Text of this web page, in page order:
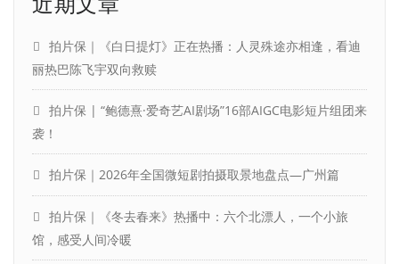
拍片保｜《白日提灯》正在热播：人灵殊途亦相逢，看迪
丽热巴陈飞宇双向救赎
拍片保 | “鲍德熹·爱奇艺AI剧场”16部AIGC电影短片组团来
袭！
拍片保｜2026年全国微短剧拍摄取景地盘点—广州篇
拍片保｜《冬去春来》热播中：六个北漂人，一个小旅
馆，感受人间冷暖